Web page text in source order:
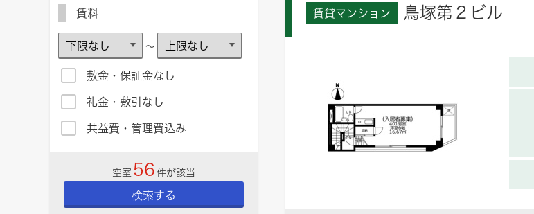
賃貸マンション 鳥塚第２ビル
賃料
～
敷金・保証金なし
礼金・敷引なし
共益費・管理費込み
空室 56 件が該当
検索する